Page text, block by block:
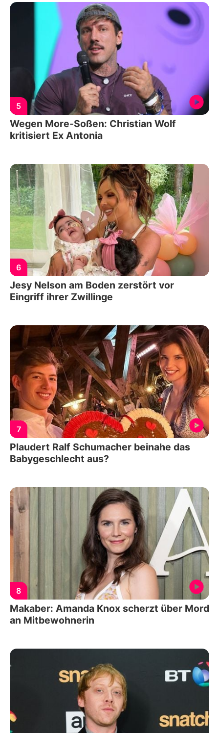
5
Wegen More-Soßen: Christian Wolf
kritisiert Ex Antonia
6
Jesy Nelson am Boden zerstört vor
Eingriff ihrer Zwillinge
7
Plaudert Ralf Schumacher beinahe das
Babygeschlecht aus?
8
Makaber: Amanda Knox scherzt über Mord
an Mitbewohnerin